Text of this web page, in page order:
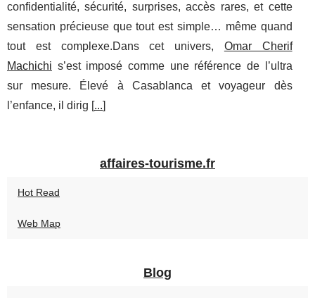
confidentialité, sécurité, surprises, accès rares, et cette
sensation précieuse que tout est simple… même quand
tout est complexe.Dans cet univers, Omar Cherif
Machichi s’est imposé comme une référence de l’ultra
sur mesure. Élevé à Casablanca et voyageur dès
l’enfance, il dirig [...]
affaires-tourisme.fr
Hot Read
Web Map
Blog